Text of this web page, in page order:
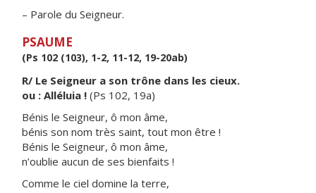
– Parole du Seigneur.
PSAUME
(Ps 102 (103), 1-2, 11-12, 19-20ab)
R/ Le Seigneur a son trône dans les cieux.
ou : Alléluia ! (Ps 102, 19a)
Bénis le Seigneur, ô mon âme,
bénis son nom très saint, tout mon être !
Bénis le Seigneur, ô mon âme,
n’oublie aucun de ses bienfaits !
Comme le ciel domine la terre,